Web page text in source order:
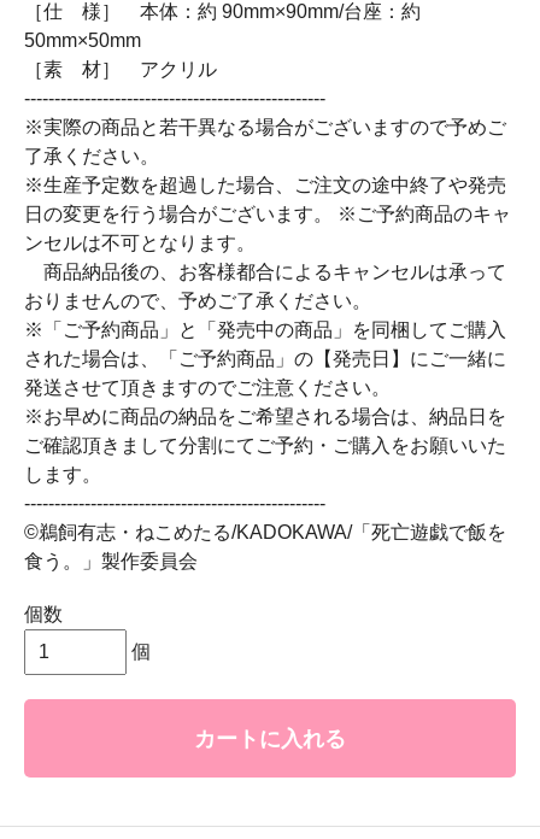
［仕 様］ 本体：約 90mm×90mm/台座：約
50mm×50mm
［素 材］ アクリル
--------------------------------------------------
※実際の商品と若干異なる場合がございますので予めご
了承ください。
※生産予定数を超過した場合、ご注文の途中終了や発売
日の変更を行う場合がございます。 ※ご予約商品のキャ
ンセルは不可となります。
商品納品後の、お客様都合によるキャンセルは承って
おりませんので、予めご了承ください。
※「ご予約商品」と「発売中の商品」を同梱してご購入
された場合は、「ご予約商品」の【発売日】にご一緒に
発送させて頂きますのでご注意ください。
※お早めに商品の納品をご希望される場合は、納品日を
ご確認頂きまして分割にてご予約・ご購入をお願いいた
します。
--------------------------------------------------
©鵜飼有志・ねこめたる/KADOKAWA/「死亡遊戯で飯を
食う。」製作委員会
個数
個
カートに入れる